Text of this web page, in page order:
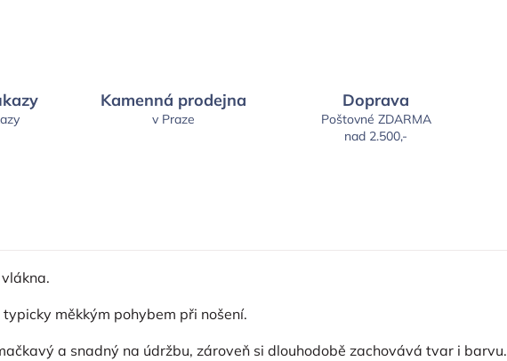
Kamenná prodejna
v Praze
Doprava
Poštovné ZDARMA
nad 2.500,-
měkkým pohybem při nošení.
a snadný na údržbu, zároveň si dlouhodobě zachovává tvar i barvu.